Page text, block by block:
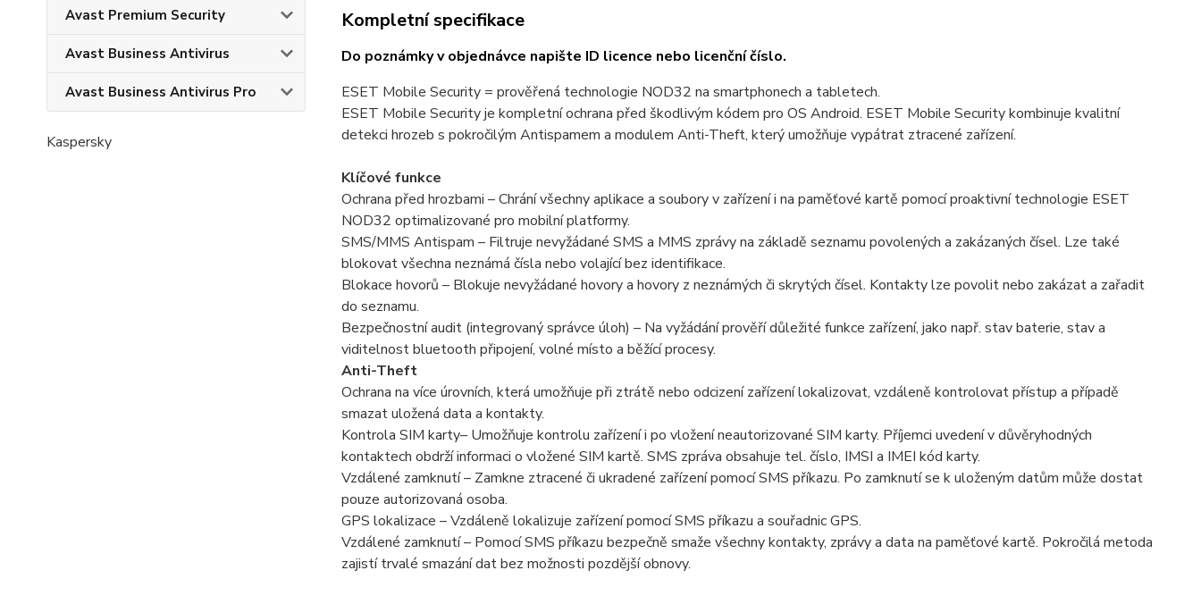
Avast Premium Security
Avast Business Antivirus
Avast Business Antivirus Pro
Kaspersky
Kompletní specifikace
Do poznámky v objednávce napište ID licence nebo licenční číslo.
ESET Mobile Security = prověřená technologie NOD32 na smartphonech a tabletech.
ESET Mobile Security je kompletní ochrana před škodlivým kódem pro OS Android. ESET Mobile Security kombinuje kvalitní
detekci hrozeb s pokročilým Antispamem a modulem Anti-Theft, který umožňuje vypátrat ztracené zařízení.
Klíčové funkce
Ochrana před hrozbami – Chrání všechny aplikace a soubory v zařízení i na paměťové kartě pomocí proaktivní technologie ESET
NOD32 optimalizované pro mobilní platformy.
SMS/MMS Antispam – Filtruje nevyžádané SMS a MMS zprávy na základě seznamu povolených a zakázaných čísel. Lze také
blokovat všechna neznámá čísla nebo volající bez identifikace.
Blokace hovorů – Blokuje nevyžádané hovory a hovory z neznámých či skrytých čísel. Kontakty lze povolit nebo zakázat a zařadit
do seznamu.
Bezpečnostní audit (integrovaný správce úloh) – Na vyžádání prověří důležité funkce zařízení, jako např. stav baterie, stav a
viditelnost bluetooth připojení, volné místo a běžící procesy.
Anti-Theft
Ochrana na více úrovních, která umožňuje při ztrátě nebo odcizení zařízení lokalizovat, vzdáleně kontrolovat přístup a případě
smazat uložená data a kontakty.
Kontrola SIM karty– Umožňuje kontrolu zařízení i po vložení neautorizované SIM karty. Příjemci uvedení v důvěryhodných
kontaktech obdrží informaci o vložené SIM kartě. SMS zpráva obsahuje tel. číslo, IMSI a IMEI kód karty.
Vzdálené zamknutí – Zamkne ztracené či ukradené zařízení pomocí SMS příkazu. Po zamknutí se k uloženým datům může dostat
pouze autorizovaná osoba.
GPS lokalizace – Vzdáleně lokalizuje zařízení pomocí SMS příkazu a souřadnic GPS.
Vzdálené zamknutí – Pomocí SMS příkazu bezpečně smaže všechny kontakty, zprávy a data na paměťové kartě. Pokročilá metoda
zajistí trvalé smazání dat bez možnosti pozdější obnovy.